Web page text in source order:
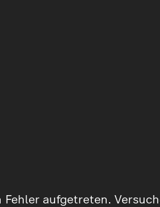
Fehler aufgetreten.